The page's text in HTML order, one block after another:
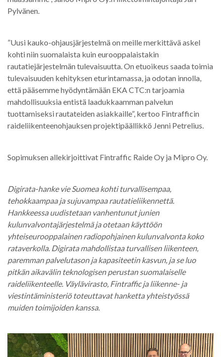
Pylvänen.
”Uusi kauko-ohjausjärjestelmä on meille merkittävä askel
kohti niin suomalaista kuin eurooppalaistakin
rautatiejärjestelmän tulevaisuutta. On etuoikeus saada toimia
tulevaisuuden kehityksen eturintamassa, ja odotan innolla,
että pääsemme hyödyntämään EKA CTC:n tarjoamia
mahdollisuuksia entistä laadukkaamman palvelun
tuottamiseksi rautateiden asiakkaille”, kertoo Fintrafficin
raideliikenteenohjauksen projektipäällikkö Jenni Petrelius.
Sopimuksen allekirjoittivat Fintraffic Raide Oy ja Mipro Oy.
Digirata-hanke vie Suomea kohti turvallisempaa,
tehokkaampaa ja sujuvampaa rautatieliikennettä.
Hankkeessa uudistetaan vanhentunut junien
kulunvalvontajärjestelmä ja otetaan käyttöön
yhteiseurooppalainen radiopohjainen kulunvalvonta koko
rataverkolla. Digirata mahdollistaa turvallisen liikenteen,
paremman palvelutason ja kapasiteetin kasvun, ja se luo
pitkän aikavälin teknologisen perustan suomalaiselle
raideliikenteelle. Väylävirasto, Fintraffic ja liikenne- ja
viestintäministeriö toteuttavat hanketta yhteistyössä
muiden toimijoiden kanssa.